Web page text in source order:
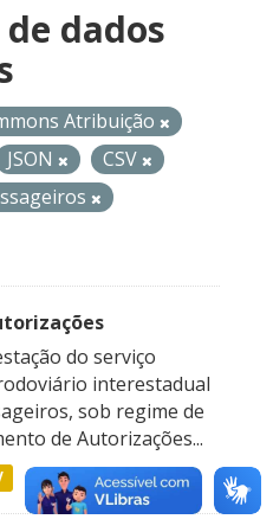
dados
Atribuição
JSON
CSV
do serviço
interestadual
sob regime de
de Autorizações...